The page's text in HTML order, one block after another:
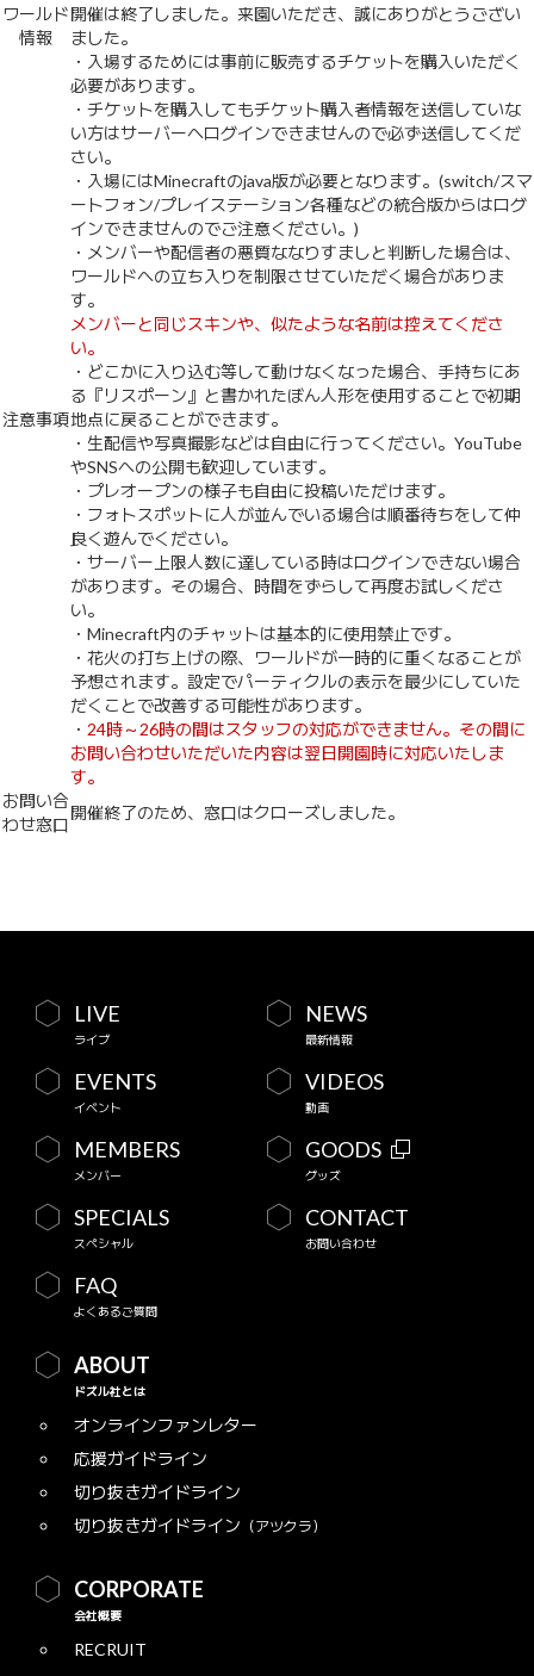
ワールド
情報
開催は終了しました。来園いただき、誠にありがとうござい
ました。
注意事項
・入場するためには事前に販売するチケットを購入いただく
必要があります。
・チケットを購入してもチケット購入者情報を送信していな
い方はサーバーへログインできませんので必ず送信してくだ
さい。
・入場にはMinecraftのjava版が必要となります。(switch/スマ
ートフォン/プレイステーション各種などの統合版からはログ
インできませんのでご注意ください。)
・メンバーや配信者の悪質ななりすましと判断した場合は、
ワールドへの立ち入りを制限させていただく場合がありま
す。
メンバーと同じスキンや、似たような名前は控えてくださ
い。
・どこかに入り込む等して動けなくなった場合、手持ちにあ
る『リスポーン』と書かれたぼん人形を使用することで初期
地点に戻ることができます。
・生配信や写真撮影などは自由に行ってください。YouTube
やSNSへの公開も歓迎しています。
・プレオープンの様子も自由に投稿いただけます。
・フォトスポットに人が並んでいる場合は順番待ちをして仲
良く遊んでください。
・サーバー上限人数に達している時はログインできない場合
があります。その場合、時間をずらして再度お試しくださ
い。
・Minecraft内のチャットは基本的に使用禁止です。
・花火の打ち上げの際、ワールドが一時的に重くなることが
予想されます。設定でパーティクルの表示を最少にしていた
だくことで改善する可能性があります。
・ 24時～26時の間はスタッフの対応ができません。その間に
お問い合わせいただいた内容は翌日開園時に対応いたしま
す。
お問い合
わせ窓口
開催終了のため、窓口はクローズしました。
LIVE
ライブ
NEWS
最新情報
EVENTS
イベント
VIDEOS
動画
MEMBERS
メンバー
GOODS
グッズ
SPECIALS
スペシャル
CONTACT
お問い合わせ
FAQ
よくあるご質問
ABOUT
ドズル社とは
オンラインファンレター
応援ガイドライン
切り抜きガイドライン
切り抜きガイドライン （アツクラ）
CORPORATE
会社概要
RECRUIT